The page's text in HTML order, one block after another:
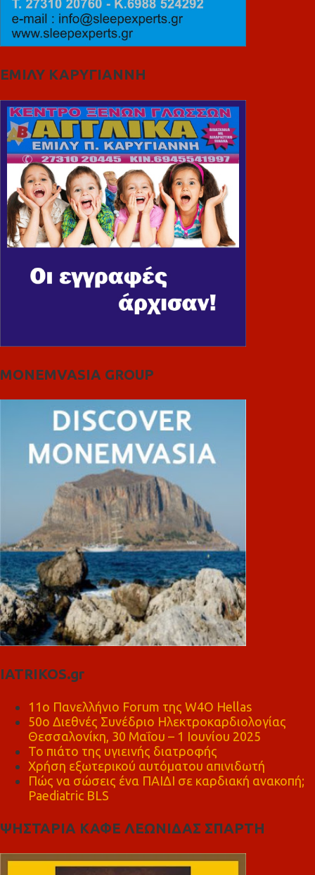
ΕΜΙΛΥ ΚΑΡΥΓΙΑΝΝΗ
MONEMVASIA GROUP
IATRIKOS.gr
11ο Πανελλήνιο Forum της W4O Hellas
50ο Διεθνές Συνέδριο Ηλεκτροκαρδιολογίας
Θεσσαλονίκη, 30 Μαΐου – 1 Ιουνίου 2025
Το πιάτο της υγιεινής διατροφής
Χρήση εξωτερικού αυτόματου απινιδωτή
Πώς να σώσεις ένα ΠΑΙΔΙ σε καρδιακή ανακοπή;
Paediatric BLS
ΨΗΣΤΑΡΙΑ ΚΑΦΕ ΛΕΩΝΙΔΑΣ ΣΠΑΡΤΗ